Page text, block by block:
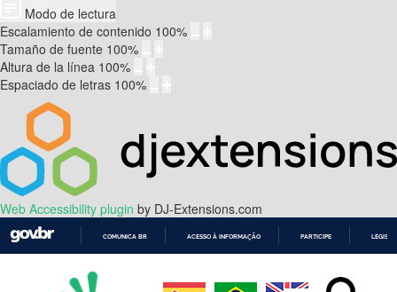
Modo de lectura
Escalamiento de contenido 100%
Tamaño de fuente 100%
Altura de la línea 100%
Espaciado de letras 100%
Web Accessibility plugin by DJ-Extensions.com
COMUNICA BR ACESSO À INFORMAÇÃO PARTICIPE